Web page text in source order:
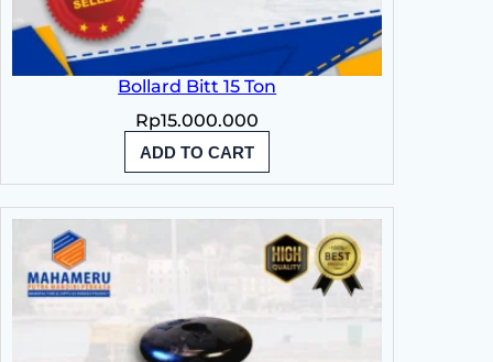
Bollard Bitt 15 Ton
Rp15.000.000
ADD TO CART